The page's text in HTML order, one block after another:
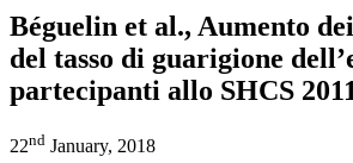
Béguelin et al., Aumento
del tasso di guarigione
partecipanti allo SHCS
22nd January, 2018